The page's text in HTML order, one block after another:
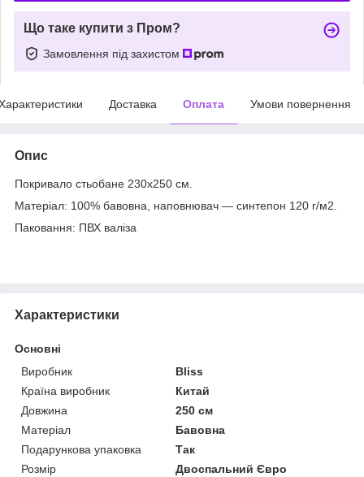
Що таке купити з Пром?
Замовлення під захистом
Доставка Оплата Умови повернення
Опис
Покривало стьобане 230х250 см.
Матеріал: 100% бавовна, наповнювач — синтепон 120 г/м2.
Паковання: ПВХ валіза
Характеристики
Основні
Виробник
Bliss
Країна виробник
Китай
Довжина
250 см
Матеріал
Бавовна
Подарункова упаковка
Так
Розмір
Двоспальний Євро